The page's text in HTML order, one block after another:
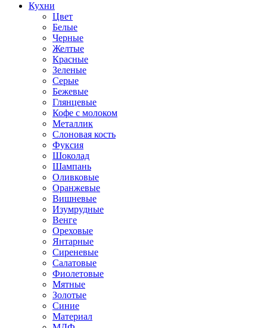
Кухни
Цвет
Белые
Черные
Желтые
Красные
Зеленые
Серые
Бежевые
Глянцевые
Кофе с молоком
Металлик
Слоновая кость
Фуксия
Шоколад
Шампань
Оливковые
Оранжевые
Вишневые
Изумрудные
Венге
Ореховые
Янтарные
Сиреневые
Салатовые
Фиолетовые
Мятные
Золотые
Синие
Материал